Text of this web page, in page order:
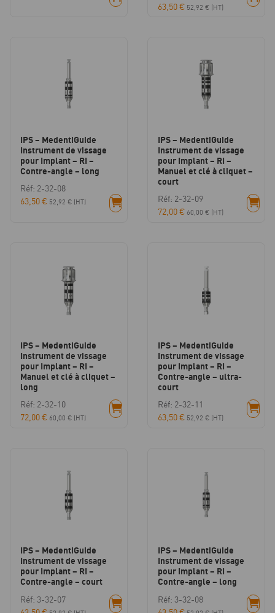
63,50€ 52,92 € (HT)
IPS – MedentiGuide
Instrument de vissage
pour Implant – RI –
Contre-angle – long
Réf: 2-32-08
63,50€ 52,92 € (HT)
IPS – MedentiGuide
Instrument de vissage
pour Implant – RI –
Manuel et clé à cliquet –
court
Réf: 2-32-09
72,00€ 60,00 € (HT)
IPS – MedentiGuide
Instrument de vissage
pour Implant – RI –
Manuel et clé à cliquet –
long
Réf: 2-32-10
72,00€ 60,00 € (HT)
IPS – MedentiGuide
Instrument de vissage
pour Implant – RI –
Contre-angle – ultra-
court
Réf: 2-32-11
63,50€ 52,92 € (HT)
IPS – MedentiGuide
Instrument de vissage
pour Implant – RI –
Contre-angle – court
Réf: 3-32-07
IPS – MedentiGuide
Instrument de vissage
pour Implant – RI –
Contre-angle – long
Réf: 3-32-08